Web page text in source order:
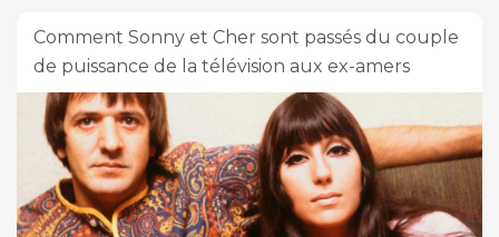
Comment Sonny et Cher sont passés du couple
de puissance de la télévision aux ex-amers